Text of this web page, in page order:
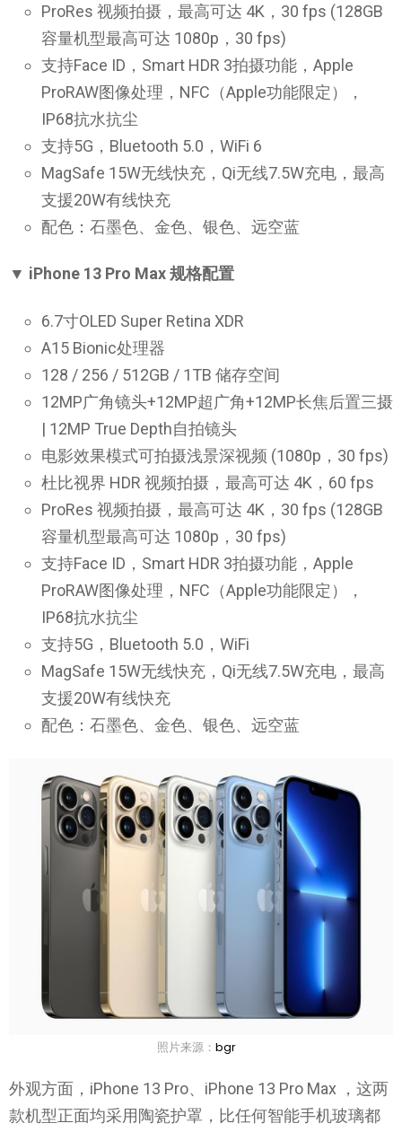
ProRes 视频拍摄，最高可达 4K，30 fps (128GB
容量机型最高可达 1080p，30 fps)
支持Face ID，Smart HDR 3拍摄功能，Apple
ProRAW图像处理，NFC（Apple功能限定），
IP68抗水抗尘
支持5G，Bluetooth 5.0，WiFi 6
MagSafe 15W无线快充，Qi无线7.5W充电，最高
支援20W有线快充
配色：石墨色、金色、银色、远空蓝
▼ iPhone 13 Pro Max 规格配置
6.7寸OLED Super Retina XDR
A15 Bionic处理器
128 / 256 / 512GB / 1TB 储存空间
12MP广角镜头+12MP超广角+12MP长焦后置三摄
| 12MP True Depth自拍镜头
电影效果模式可拍摄浅景深视频 (1080p，30 fps)
杜比视界 HDR 视频拍摄，最高可达 4K，60 fps
ProRes 视频拍摄，最高可达 4K，30 fps (128GB
容量机型最高可达 1080p，30 fps)
支持Face ID，Smart HDR 3拍摄功能，Apple
ProRAW图像处理，NFC（Apple功能限定），
IP68抗水抗尘
支持5G，Bluetooth 5.0，WiFi
MagSafe 15W无线快充，Qi无线7.5W充电，最高
支援20W有线快充
配色：石墨色、金色、银色、远空蓝
照片来源： bgr
外观方面，iPhone 13 Pro、iPhone 13 Pro Max ，这两
款机型正面均采用陶瓷护罩，比任何智能手机玻璃都